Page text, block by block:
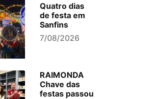
Quatro dias
de festa em
Sanfins
7/08/2026
RAIMONDA
Chave das
festas passou